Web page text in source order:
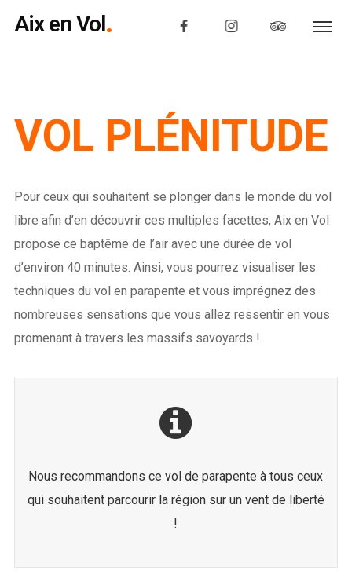
Aix en Vol
VOL PLÉNITUDE
Pour ceux qui souhaitent se plonger dans le monde du vol
libre afin d’en découvrir ces multiples facettes, Aix en Vol
propose ce baptême de l’air avec une durée de vol
d’environ 40 minutes. Ainsi, vous pourrez visualiser les
techniques du vol en parapente et vous imprégnez des
nombreuses sensations que vous allez ressentir en vous
promenant à travers les massifs savoyards !
Nous recommandons ce vol de parapente à tous ceux
qui souhaitent parcourir la région sur un vent de liberté
!